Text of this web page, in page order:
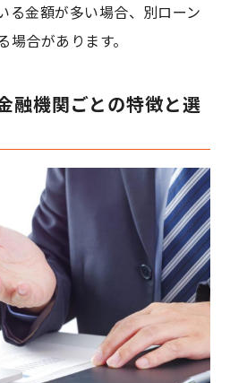
る金額が多い場合、別ローン
合があります。
融機関ごとの特徴と選